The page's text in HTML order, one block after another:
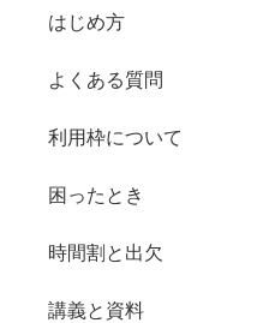
はじめ方
よくある質問
利用枠について
困ったとき
時間割と出欠
講義と資料